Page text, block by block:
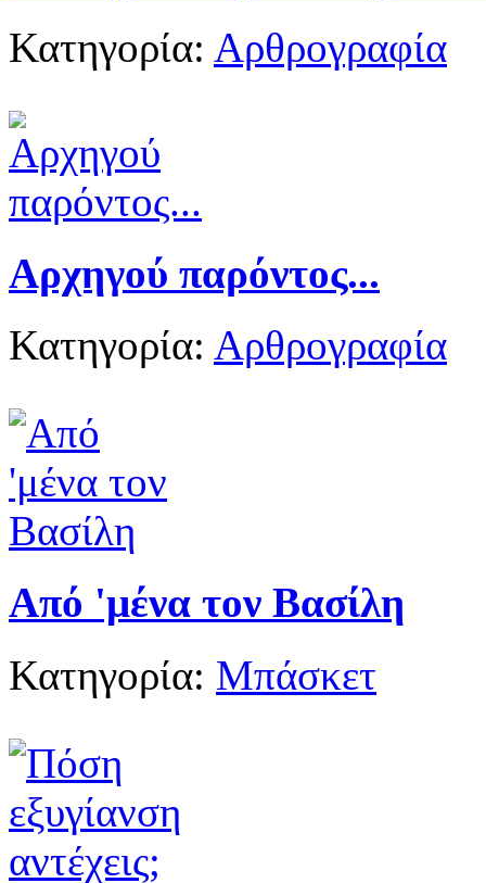
Κατηγορία: Αρθρογραφία
Αρχηγού παρόντος...
Κατηγορία: Αρθρογραφία
Από 'μένα τον Βασίλη
Κατηγορία: Μπάσκετ